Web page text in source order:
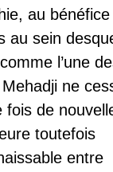
au bénéfice
au sein
l’une
ne
fois de
toutefois
entre